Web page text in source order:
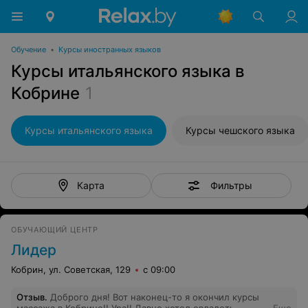
Обучение • Курсы иностранных языков
Курсы итальянского языка в
Кобрине 1
Курсы итальянского языка Курсы чешского языка
Карта Фильтры
ОБУЧАЮЩИЙ ЦЕНТР
Лидер
Кобрин, ул. Советская, 129 с 09:00
Отзыв. Доброго дня! Вот наконец-то я окончил курсы